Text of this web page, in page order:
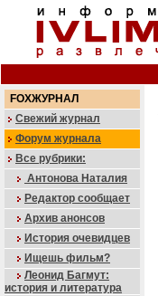
FOXЖУРНАЛ
Свежий журнал
Форум журнала
Все рубрики:
Антонова Наталия
Редактор сообщает
Архив анонсов
История очевидцев
Ищешь фильм?
Леонид Багмут:
история и литература